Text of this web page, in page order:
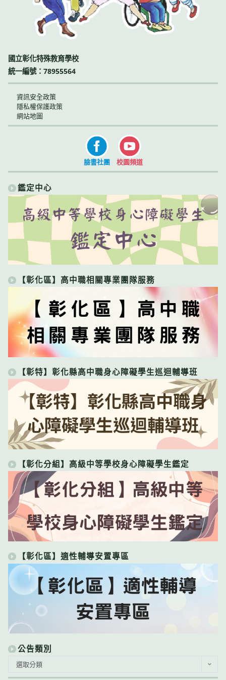
國立彰化特殊教育學校
統一編號：78955564
資訊安全政策
隱私權保護政策
網站地圖
臉書社團 校園頻道
鑑定中心
【彰化區】高中職相關專業團隊服務
【彰特】彰化縣高中職身心障礙學生巡迴輔導班
【彰化分組】高級中等學校身心障礙學生鑑定
【彰化區】適性輔導安置專區
公告類別
選取分類